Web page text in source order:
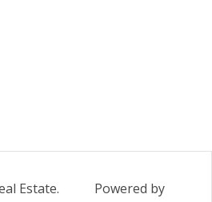
Estate.
Powered by